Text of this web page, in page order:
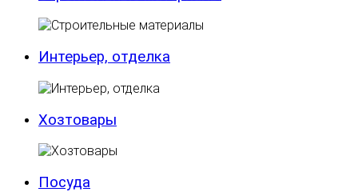
Интерьер, отделка
Хозтовары
Посуда